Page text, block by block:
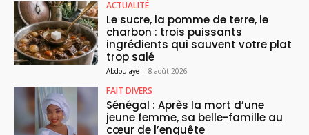
ACTUALITÉ
Le sucre, la pomme de terre, le
charbon : trois puissants
ingrédients qui sauvent votre plat
trop salé
Abdoulaye - 8 août 2026
FAIT DIVERS
Sénégal : Après la mort d’une
jeune femme, sa belle-famille au
cœur de l’enquête